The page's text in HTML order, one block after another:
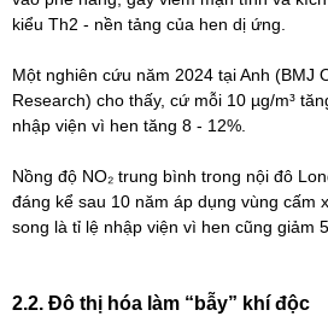
kiểu Th2 - nền tảng của hen dị ứng.
Một nghiên cứu năm 2024 tại Anh (BMJ
Research) cho thấy, cứ mỗi 10 µg/m³
nhập viện vì hen tăng 8 - 12%.
Nồng độ NO₂ trung bình trong nội đô
đáng kể sau 10 năm áp dụng vùng cấm
song là tỉ lệ nhập viện vì hen cũng giảm
2.2. Đô thị hóa làm “bẫy” khí độc